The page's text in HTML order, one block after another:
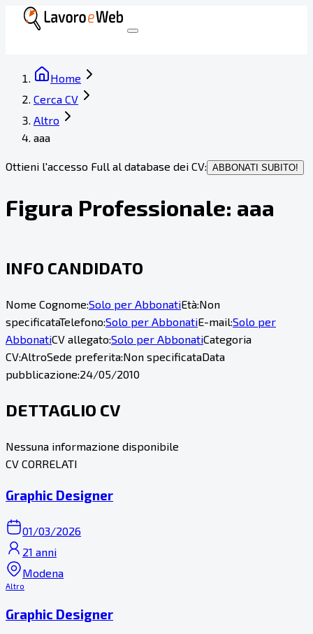
Home
Cerca CV
Altro
aaa
Ottieni l'accesso Full al database dei CV: ABBONATI SUBITO!
Figura Professionale: aaa
INFO CANDIDATO
Nome Cognome:Solo per AbbonatiEtà:Non
specificataTelefono:Solo per AbbonatiE-mail:Solo per
AbbonatiCV allegato:Solo per AbbonatiCategoria
CV:AltroSede preferita:Non specificataData
pubblicazione:24/05/2010
DETTAGLIO CV
Nessuna informazione disponibile
CV CORRELATI
Graphic Designer
01/03/2026
21 anni
Modena
Altro
Graphic Designer